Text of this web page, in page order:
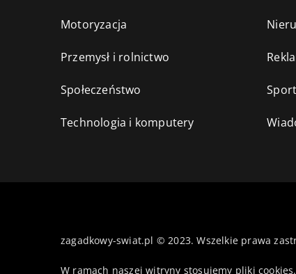
Motoryzacja
Przemysł i rolnictwo
Społeczeństwo Sport
Technologia i komputery
zagadkowy-swiat.pl © 2023. Wszelkie prawa
W ramach naszej witryny stosujemy pliki